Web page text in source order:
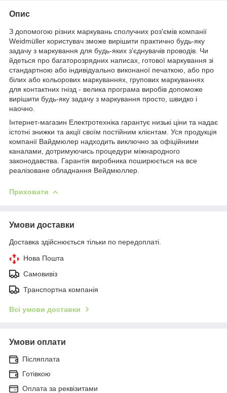
Опис
З допомогою різних маркувань сполучних роз'ємів компанії
Weidmüller користувач зможе вирішити практично будь-яку
задачу з маркування для будь-яких з'єднувачів проводів. Чи
йдеться про багаторозрядних написах, готової маркування зі
стандартною або індивідуально виконаної печаткою, або про
білих або кольорових маркуваннях, групових маркуваннях
для контактних гнізд - велика програма виробів допоможе
вирішити будь-яку задачу з маркування просто, швидко і
наочно.
Інтернет-магазин Електротехніка гарантує низькі ціни та надає
істотні знижки та акції своїм постійним клієнтам. Уся продукція
компанії Вайдмюлер надходить виключно за офіційними
каналами, дотримуючись процедури міжнародного
законодавства. Гарантія виробника поширюється на все
реалізоване обладнання Вейдмюллер.
Приховати
Умови доставки
Доставка здійснюється тільки по передоплаті.
Нова Пошта
Самовивіз
Транспортна компанія
Всі умови доставки
Умови оплати
Післяплата
Готівкою
Оплата за реквізитами